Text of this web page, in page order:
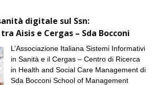
digitale sul Ssn:
Aisis e Cergas – Sda Bocconi
L’Associazione Italiana Sistemi Informativi
in Sanità e il Cergas – Centro di Ricerca
in Health and Social Care Management di
Sda Bocconi School of Management